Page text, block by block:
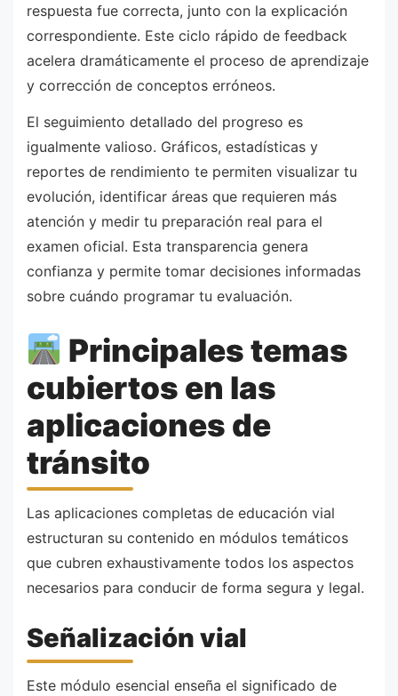
respuesta fue correcta, junto con la explicación
correspondiente. Este ciclo rápido de feedback
acelera dramáticamente el proceso de aprendizaje
y corrección de conceptos erróneos.
El seguimiento detallado del progreso es
igualmente valioso. Gráficos, estadísticas y
reportes de rendimiento te permiten visualizar tu
evolución, identificar áreas que requieren más
atención y medir tu preparación real para el
examen oficial. Esta transparencia genera
confianza y permite tomar decisiones informadas
sobre cuándo programar tu evaluación.
Principales temas
cubiertos en las
aplicaciones de
tránsito
Las aplicaciones completas de educación vial
estructuran su contenido en módulos temáticos
que cubren exhaustivamente todos los aspectos
necesarios para conducir de forma segura y legal.
Señalización vial
Este módulo esencial enseña el significado de